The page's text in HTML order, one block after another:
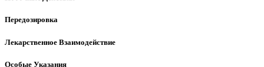
Передозировка
Лекарственное Взаимодействие
Особые Указания